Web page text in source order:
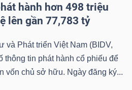
hành hơn 498 triệu
lên gần 77,783 tỷ
và Phát triển Việt Nam (BIDV,
thông tin phát hành cổ phiếu để
vốn chủ sở hữu. Ngày đăng ký...